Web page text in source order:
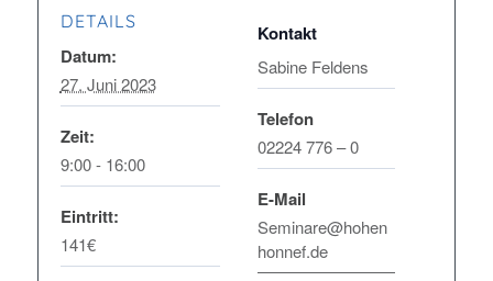
DETAILS
Datum:
27. Juni 2023
Zeit:
9:00 - 16:00
Eintritt:
141€
Sabine Feldens
Telefon
02224 776 – 0
E-Mail
Seminare@hohen
honnef.de